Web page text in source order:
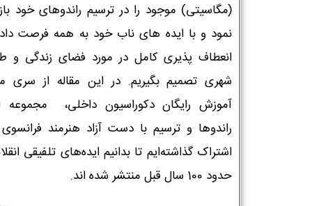
(مگاسیتی) موجود را در ترسیم راندوهای خود
نمود و با ایده های ناب خود به همه فرصت داد
انعطاف پذیری کامل در مورد فضای زندگی و
شهری تصمیم بگیریم. در این مقاله از سری
آموزش رایگان دکوراسیون داخلی، مجموعه
راندوها و ترسیم با دست آزاد هنرمند فرانسوی
اشتراک گذاشته‌ایم تا بدانیم ایده‌های تلفیقی
حدود 100 سال قبل منتشر شده اند.